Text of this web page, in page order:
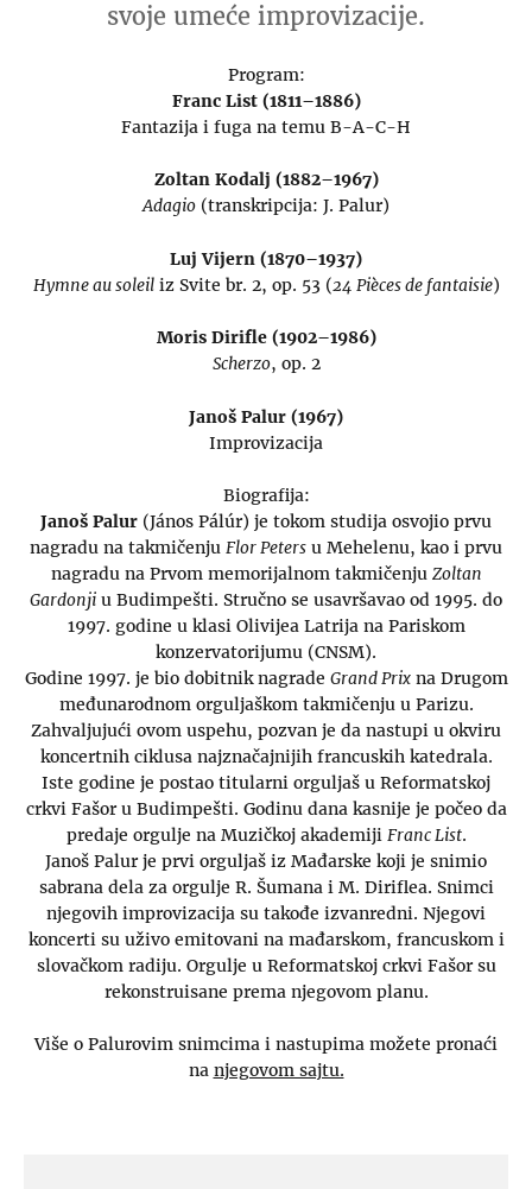
svoje umeće improvizacije.
Program:
Franc List (1811–1886)
Fantazija i fuga na temu B-A-C-H
Zoltan Kodalj (1882–1967)
Adagio (transkripcija: J. Palur)
Luj Vijern (1870–1937)
Hymne au soleiliz Svite br. 2, op. 53 (24 Pièces de fantaisie)
Moris Dirifle (1902–1986)
Scherzo, op. 2
Janoš Palur (1967)
Improvizacija
Biografija:
Janoš Palur (János Pálúr) je tokom studija osvojio prvu
nagradu na takmičenju Flor Peters u Mehelenu, kao i prvu
nagradu na Prvom memorijalnom takmičenju Zoltan
Gardonji u Budimpešti. Stručno se usavršavao od 1995. do
1997. godine u klasi Olivijea Latrija na Pariskom
konzervatorijumu (CNSM).
Godine 1997. je bio dobitnik nagrade Grand Prixna Drugom
međunarodnom orguljaškom takmičenju u Parizu.
Zahvaljujući ovom uspehu, pozvan je da nastupi u okviru
koncertnih ciklusa najznačajnijih francuskih katedrala.
Iste godine je postao titularni orguljaš u Reformatskoj
crkvi Fašor u Budimpešti. Godinu dana kasnije je počeo da
predaje orgulje na Muzičkoj akademiji Franc List.
Janoš Palur je prvi orguljaš iz Mađarske koji je snimio
sabrana dela za orgulje R. Šumana i M. Diriflea. Snimci
njegovih improvizacija su takođe izvanredni. Njegovi
koncerti su uživo emitovani na mađarskom, francuskom i
slovačkom radiju. Orgulje u Reformatskoj crkvi Fašor su
rekonstruisane prema njegovom planu.
Više o Palurovim snimcima i nastupima možete pronaći
na njegovom sajtu.